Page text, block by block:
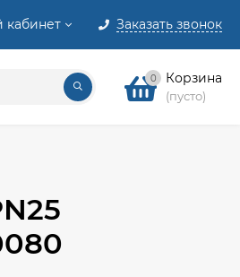
кабинет Заказать звонок
0 Корзина
(пусто)